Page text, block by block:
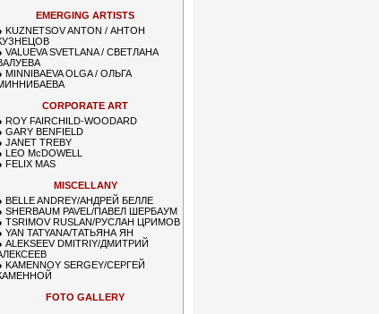
EMERGING ARTISTS
KUZNETSOV ANTON / АНТОН
VALUEVA SVETLANA / СВЕТЛАНА
MINNIBAEVA OLGA / ОЛЬГА
CORPORATE ART
ROY FAIRCHILD-WOODARD
GARY BENFIELD
JANET TREBY
LEO McDOWELL
FELIX MAS
MISCELLANY
BELLE ANDREY/АНДРЕЙ БЕЛЛЕ
SHERBAUM PAVEL/ПАВЕЛ ШЕРБАУМ
TSRIMOV RUSLAN/РУСЛАН ЦРИМОВ
YAN TATYANA/ТАТЬЯНА ЯН
ALEKSEEV DMITRIY/ДМИТРИЙ
KAMENNOY SERGEY/СЕРГЕЙ
FOTO GALLERY